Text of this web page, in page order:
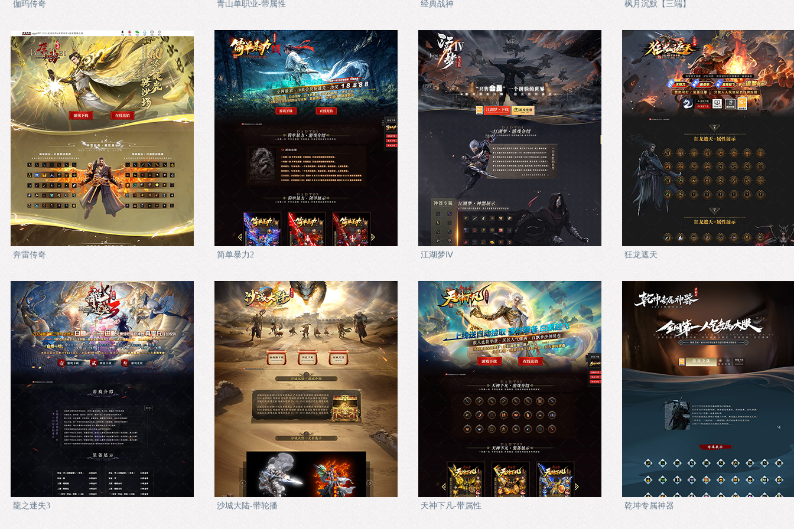
伽玛传奇 青山单职业-带属性 经典战神 枫月沉默【三端】
奔雷传奇 简单暴力2 江湖梦Ⅳ 狂龙遮天
龍之迷失3 沙城大陆-带轮播 天神下凡-带属性 乾坤专属神器